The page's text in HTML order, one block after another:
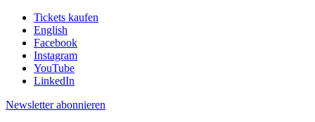
Tickets kaufen
English
Facebook
Instagram
YouTube
LinkedIn
Newsletter abonnieren